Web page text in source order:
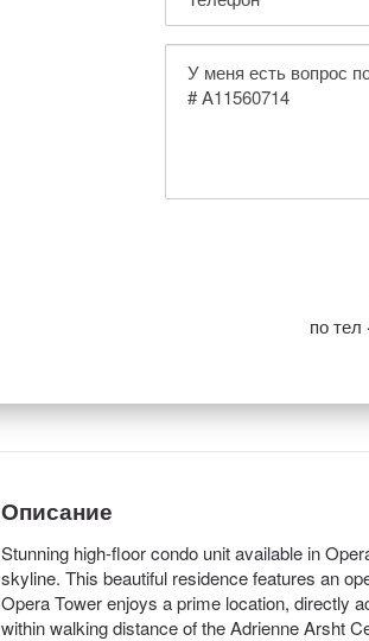
по тел
Описание
Stunning high-floor condo unit available in
skyline. This beautiful residence features an
Opera Tower enjoys a prime location, directly
within walking distance of the Adrienne Arsht